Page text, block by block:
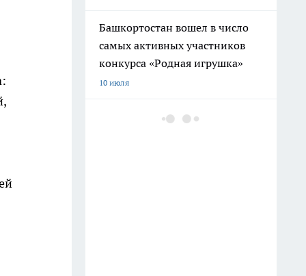
Башкортостан вошел в число
самых активных участников
конкурса «Родная игрушка»
10 июля
В Башкирии обновят